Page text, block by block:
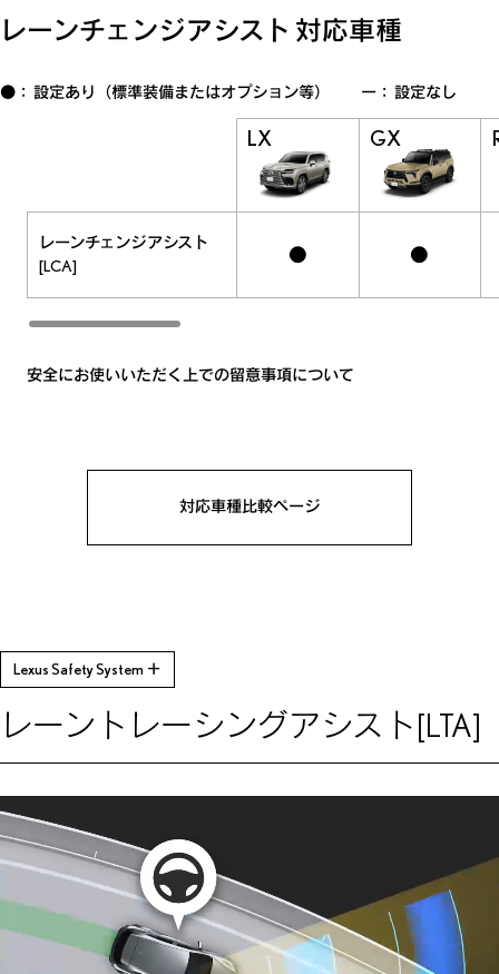
レーンチェンジアシスト 対応車種
●： 設定あり（標準装備またはオプション等） ー： 設定なし
LX GX
レーンチェンジアシスト
[LCA]
● ●
安全にお使いいただく上での留意事項について
対応車種比較ページ
Lexus Safety System ＋
レーントレーシングアシスト[LTA]